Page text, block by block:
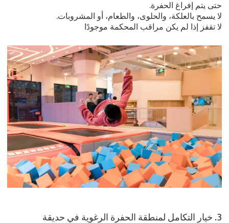
حتى يتم إفراغ الحفرة.
لا يسمح بالعلكة، والحلوى، والطعام، أو المشروبات.
لا تقفز إذا لم يكن مراقب المحكمة موجودًا
3. خيار التكامل لمنطقة الحفرة الرغوية في حديقة